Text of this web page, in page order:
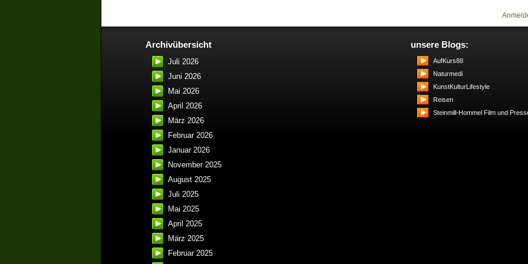
Archivübersicht
Juli 2026
Juni 2026
Mai 2026
April 2026
März 2026
Februar 2026
Januar 2026
November 2025
August 2025
Juli 2025
Mai 2025
April 2025
März 2025
Februar 2025
unsere Blogs:
AufKurs88
Naturmedi
KunstKulturLifestyle
Reisen
Steinmill-Hommel Film und